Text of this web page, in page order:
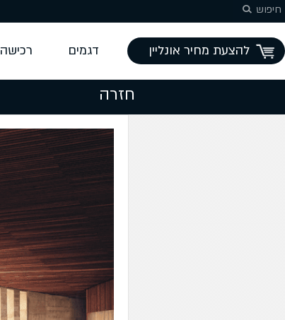
המשך לתוכן
להצעת מחיר אונליין דגמים רכישה
חיפוש
חזרה